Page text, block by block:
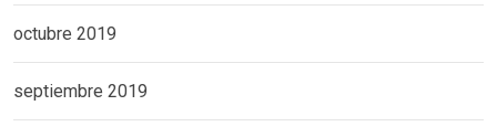
octubre 2019
septiembre 2019